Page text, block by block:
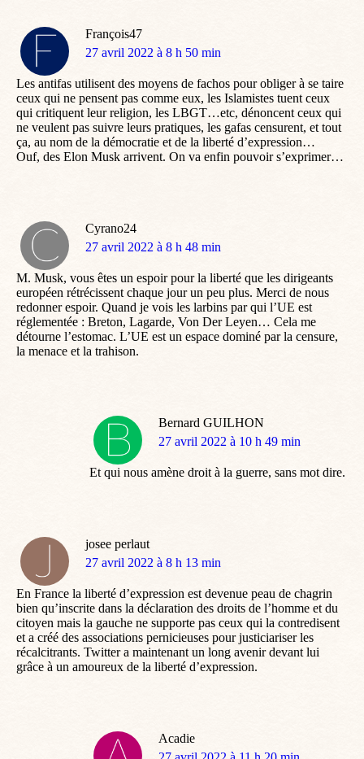
François47
dit
27 avril 2022 à 8 h 50 min
Les antifas utilisent des moyens de fachos pour obliger à se taire
ceux qui ne pensent pas comme eux, les Islamistes tuent ceux
qui critiquent leur religion, les LBGT…etc, dénoncent ceux qui
ne veulent pas suivre leurs pratiques, les gafas censurent, et tout
ça, au nom de la démocratie et de la liberté d’expression…
Ouf, des Elon Musk arrivent. On va enfin pouvoir s’exprimer…
Cyrano24
dit
27 avril 2022 à 8 h 48 min
M. Musk, vous êtes un espoir pour la liberté que les dirigeants
européen rétrécissent chaque jour un peu plus. Merci de nous
redonner espoir. Quand je vois les larbins par qui l’UE est
réglementée : Breton, Lagarde, Von Der Leyen… Cela me
détourne l’estomac. L’UE est un espace dominé par la censure,
la menace et la trahison.
Bernard GUILHON
dit
27 avril 2022 à 10 h 49 min
Et qui nous amène droit à la guerre, sans mot dire.
josee perlaut
dit
27 avril 2022 à 8 h 13 min
En France la liberté d’expression est devenue peau de chagrin
bien qu’inscrite dans la déclaration des droits de l’homme et du
citoyen mais la gauche ne supporte pas ceux qui la contredisent
et a créé des associations pernicieuses pour justiciariser les
récalcitrants. Twitter a maintenant un long avenir devant lui
grâce à un amoureux de la liberté d’expression.
Acadie